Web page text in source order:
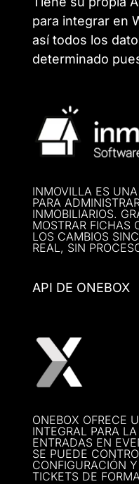
para integrar en
así todos los
determinado
INMOVILLA ES
PARA
INMOBILIARIOS.
MOSTRAR FICHAS
LOS CAMBIOS
REAL, SIN
API DE ONEBOX
ONEBOX OFRECE
INTEGRAL PARA
ENTRADAS EN
SE PUEDE
CONFIGURACIÓN
TICKETS DE